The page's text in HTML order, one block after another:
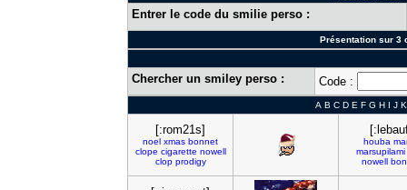
Entrer le code du smilie perso :
Présentation sur 3
Chercher un smiley perso : Code :
A B C D E F G H I J K
[:rom21s]
noel xmas bonnet
clope cigarette nowell
clop prodigy
houba
marsupilami
nowell